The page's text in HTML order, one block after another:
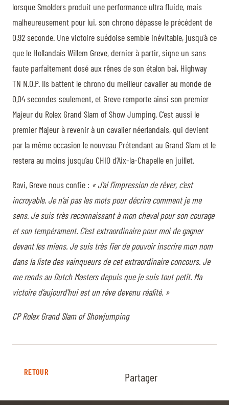
lorsque Smolders produit une performance ultra fluide, mais
malheureusement pour lui, son chrono dépasse le précédent de
0,92 seconde. Une victoire suédoise semble inévitable, jusqu’à ce
que le Hollandais Willem Greve, dernier à partir, signe un sans
faute parfaitement dosé aux rênes de son étalon bai, Highway
TN N.O.P. Ils battent le chrono du meilleur cavalier au monde de
0,04 secondes seulement, et Greve remporte ainsi son premier
Majeur du Rolex Grand Slam of Show Jumping. C’est aussi le
premier Majeur à revenir à un cavalier néerlandais, qui devient
par la même occasion le nouveau Prétendant au Grand Slam et le
restera au moins jusqu’au CHIO d’Aix-la-Chapelle en juillet.
Ravi, Greve nous confie : « J’ai l’impression de rêver, c’est
incroyable. Je n’ai pas les mots pour décrire comment je me
sens. Je suis très reconnaissant à mon cheval pour son courage
et son tempérament. C’est extraordinaire pour moi de gagner
devant les miens. Je suis très fier de pouvoir inscrire mon nom
dans la liste des vainqueurs de cet extraordinaire concours. Je
me rends au Dutch Masters depuis que je suis tout petit. Ma
victoire d’aujourd’hui est un rêve devenu réalité. »
CP Rolex Grand Slam of Showjumping
RETOUR Partager